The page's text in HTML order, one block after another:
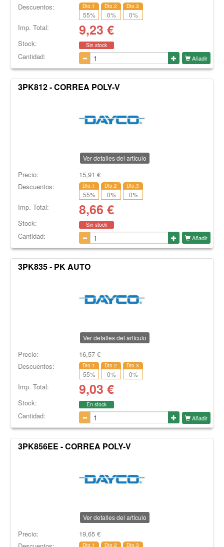
Descuentos:
Dto.1
55%
Dto.2
0%
Dto.3
0%
Imp. Total: 9,23 €
Stock: Sin stock
Cantidad: Añadir
3PK812 - CORREA POLY-V
Ver detalles del artículo
Precio: 15,91 €
Descuentos:
Dto.1
55%
Dto.2
0%
Dto.3
0%
Imp. Total: 8,66 €
Stock: Sin stock
Cantidad: Añadir
3PK835 - PK AUTO
Ver detalles del artículo
Precio: 16,57€
Descuentos:
Dto.1
55%
Dto.2
0%
Dto.3
0%
Imp. Total: 9,03 €
Stock: En stock
Cantidad: Añadir
3PK856EE - CORREA POLY-V
Ver detalles del artículo
Precio: 19,65€
Dto.1 Dto.2 Dto.3